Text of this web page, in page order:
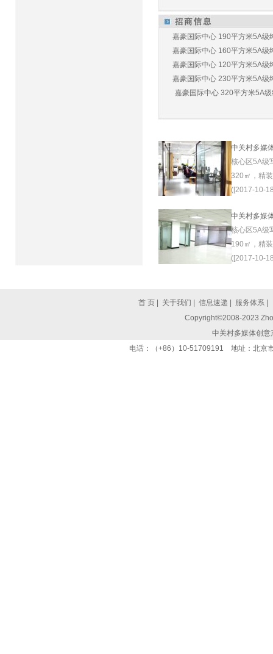
嘉豪国际中心 190平方米5A级
嘉豪国际中心 160平方米5A级
嘉豪国际中心 120平方米5A级
嘉豪国际中心 230平方米5A级
嘉豪国际中心 320平方米5A
中关村多媒
核心区5A级
320㎡，精
([2017-10-
中关村多媒
核心区5A级
190㎡，精
([2017-10-
首 页 关于我们 信息速递 服务体系
Copyright©2008-2023
中关村多媒体创
电话：（+86）10-51709191 地址：北京